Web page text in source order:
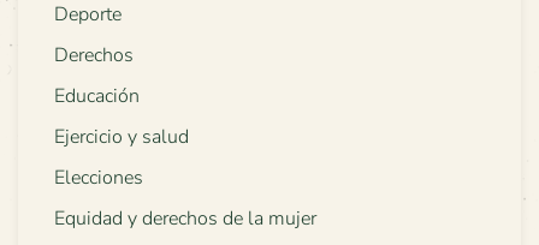
Deporte
Derechos
Educación
Ejercicio y salud
Elecciones
Equidad y derechos de la mujer